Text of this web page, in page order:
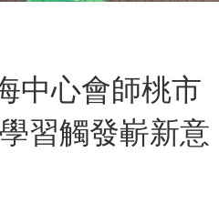
中心會師桃市
習觸發嶄新意